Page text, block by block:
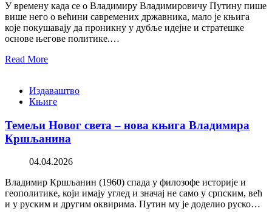
У времену када се о Владимиру Владимировичу Путину пише
више него о већини савремених државника, мало је књига
које покушавају да проникну у дубље идејне и стратешке
основе његове политике.…
Read More
Издаваштво
Књиге
Темељи Новог света – нова књига Владимира
Кршљанина
04.04.2026
Владимир Кршљанин (1960) спада у филозофе историје и
геополитике, који имају углед и значај не само у српским, већ
и у руским и другим оквирима. Путин му је доделио руско…